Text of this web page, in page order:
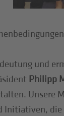
und
Philipp
Unsere